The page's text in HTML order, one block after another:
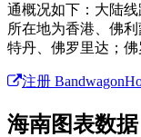
通概况如下：大陆
所在地为香港、佛
特丹、佛罗里达；佛
注册
海南图表数据